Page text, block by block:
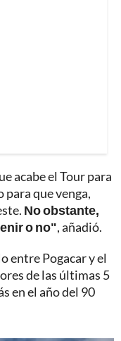
acabe el Tour para
para que venga,
No obstante,
o no", añadió.
entre Pogacar y el
de las últimas 5
en el año del 90